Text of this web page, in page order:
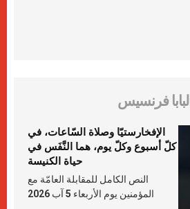
البابا فرنسيس
الإفخارستيّا وصلاة السّاعات، في
كلّ أسبوع وكلّ يوم، هما النَّفَس في
حياة الكنيسة
النص الكامل للمقابلة العامّة مع
المؤمنين يوم الأربعاء 5 آب 2026